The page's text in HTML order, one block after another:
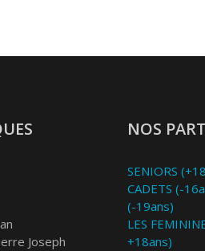
Joseph
NOS
SENIORS
CADETS (-
(-19ans)
LES
+18ans)